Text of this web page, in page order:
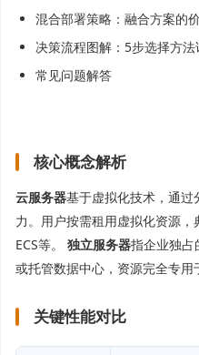
混合部署策略：融合方案的
决策流程图解：5步选择方法
常见问题解答
核心概念解析
云服务器基于虚拟化技术，通
力。用户按需租用虚拟化资源，
ECS等。 独立服务器指企业独占
或托管数据中心，资源完全专用
关键性能对比